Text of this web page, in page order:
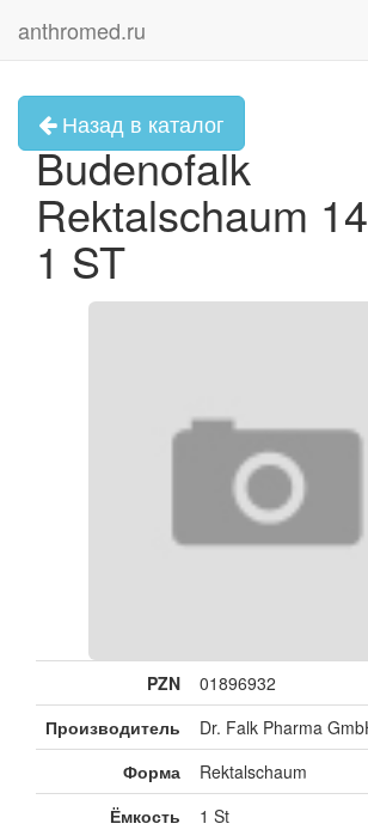
anthromed.ru
Назад в каталог
Budenofalk
Rektalschaum
1 ST
PZN
01896932
Производитель
Dr. Falk Pharma
Форма
Rektalschaum
Ёмкость
1 St